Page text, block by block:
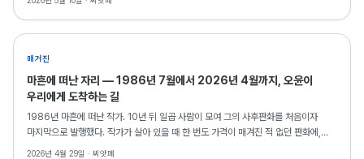
매거진
마흔에 떠난 자리 — 1986년 7월에서 2026년 4월까지, 오윤이
우리에게 도착하는 길
1986년 마흔에 떠난 작가. 10년 뒤 일곱 사람이 모여 그의 사후판화를 처음이자
마지막으로 발행했다. 작가가 살아 있을 때 한 번도 가격이 매겨진 적 없던 판화에,
그가 떠난 자리에서 동료들이 표식을 새긴 셈이었다. 사후 40주기를 맞는 2026년,
2026년 4월 29일 · 씨앗페